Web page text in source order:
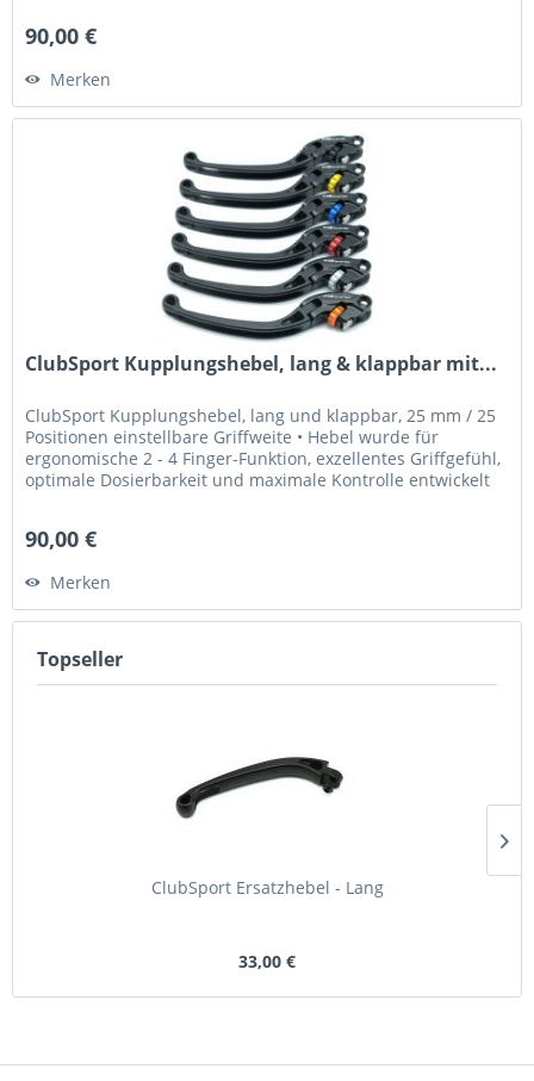
90,00 €
Merken
ClubSport Kupplungshebel, lang & klappbar mit...
ClubSport Kupplungshebel, lang und klappbar, 25 mm / 25
Positionen einstellbare Griffweite • Hebel wurde für
ergonomische 2 - 4 Finger-Funktion, exzellentes Griffgefühl,
optimale Dosierbarkeit und maximale Kontrolle entwickelt
90,00 €
Merken
Topseller
ClubSport Ersatzhebel - Lang
33,00 €